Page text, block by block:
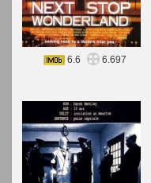
6.6 6.697